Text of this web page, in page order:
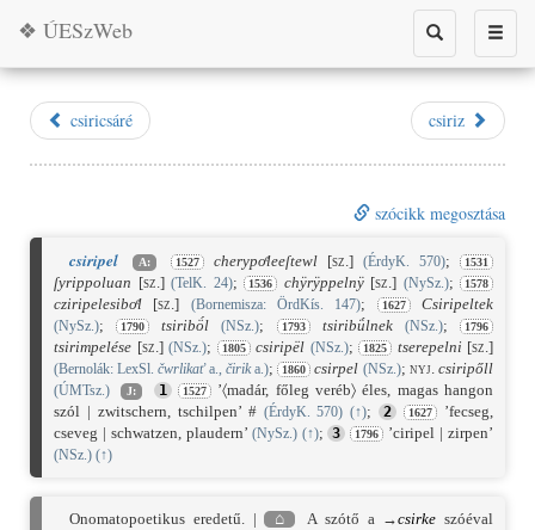
Toggle
Toggle
search
❖ ÚESzWeb
csiricsáré csiriz
szócikk megosztása
csiripel A: 1527 cherypoͤleeſtewl [sz.] (ÉrdyK. 570); 1531
ſyrippoluan [sz.] (TelK. 24); 1536 chÿrÿppelnÿ[sz.] (NySz.); 1578
cziripelesiboͤl [sz.] (Bornemisza: ÖrdKís. 147); 1627 Csiripeltek
(NySz.); 1790 tsiribö́l (NSz.); 1793 tsiribǘlnek (NSz.); 1796
tsirimpelése [sz.] (NSz.); 1805 csiripël (NSz.); 1825 tserepelni [sz.]
(Bernolák: LexSl.čwrlikaťa., čirika.); 1860 csirpel (NSz.); nyj. csiripőll
(ÚMTsz.) J: 1 1527
’〈madár, főleg veréb〉 éles, magas hangon
szól | zwitschern, tschilpen’ # (ÉrdyK. 570) (↑); 2 1627
’fecseg,
cseveg | schwatzen, plaudern’ (NySz.) (↑); 3 1796 ’ciripel | zirpen’
(NSz.) (↑)
Onomatopoetikus eredetű. | ⌂ A szótő a →csirke szóéval